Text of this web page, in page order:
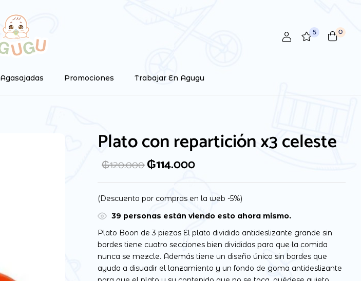
5 0
Agasajadas Promociones Trabajar En Agugu
Plato con repartición x3 celeste
₲120.000₲114.000
(Descuento por compras en la web -5%)
39 personas están viendo esto ahora mismo.
Plato Boon de 3 piezas El plato dividido antideslizante grande sin
bordes tiene cuatro secciones bien divididas para que la comida
nunca se mezcle. Además tiene un diseño único sin bordes que
ayuda a disuadir el lanzamiento y un fondo de goma antideslizante
Tu dirección de correo electrónico no será publicada.
marcados con*